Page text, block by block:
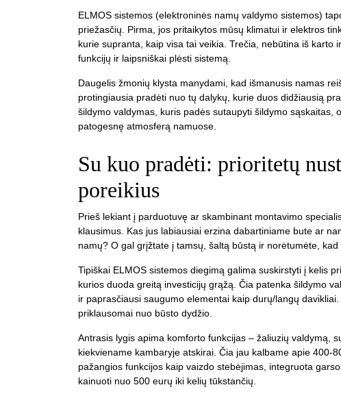
ELMOS sistemos (elektroninės namų valdymo sistemos)
priežasčių. Pirma, jos pritaikytos mūsų klimatui ir elektros
kurie supranta, kaip visa tai veikia. Trečia, nebūtina iš
funkcijų ir laipsniškai plėsti sistemą.
Daugelis žmonių klysta manydami, kad išmanusis namas
protingiausia pradėti nuo tų dalykų, kurie duos didžiausią
šildymo valdymas, kuris padės sutaupyti šildymo sąskaitas,
patogesnę atmosferą namuose.
Su kuo pradėti: prioritetų
poreikius
Prieš lekiant į parduotuvę ar skambinant montavimo
klausimus. Kas jus labiausiai erzina dabartiniame bute ar
namų? O gal grįžtate į tamsų, šaltą būstą ir norėtumėte,
Tipiškai ELMOS sistemos diegimą galima suskirstyti į kelis
kurios duoda greitą investicijų grąžą. Čia patenka šildymo
ir paprasčiausi saugumo elementai kaip durų/langų
priklausomai nuo būsto dydžio.
Antrasis lygis apima komforto funkcijas – žaliuzių valdymą,
kiekviename kambaryje atskirai. Čia jau kalbame apie 400-
pažangios funkcijos kaip vaizdo stebėjimas, integruota
kainuoti nuo 500 eurų iki kelių tūkstančių.